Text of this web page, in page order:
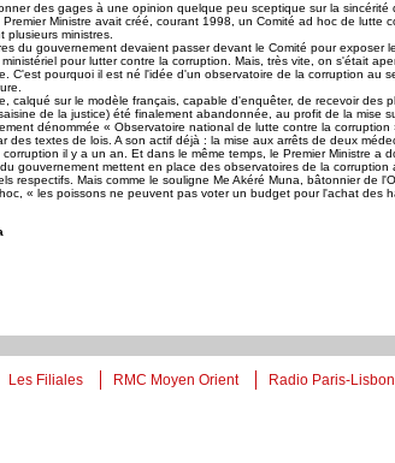
des gages à une opinion quelque peu sceptique sur la sincérité
Ministre avait créé, courant 1998, un Comité ad hoc de lutte
plusieurs ministres.
du gouvernement devaient passer devant le Comité pour exposer
pour lutter contre la corruption. Mais, très vite, on s'était
C'est pourquoi il est né l'idée d'un observatoire de la corruption au
calqué sur le modèle français, capable d'enquêter, de recevoir des
de la justice) été finalement abandonnée, au profit de la mise
dénommée « Observatoire national de lutte contre la
des textes de lois. A son actif déjà : la mise aux arrêts de deux
il y a un an. Et dans le même temps, le Premier Ministre a
gouvernement mettent en place des observatoires de la corruption
respectifs. Mais comme le souligne Me Akéré Muna, bâtonnier de
« les poissons ne peuvent pas voter un budget pour l'achat des
Les Filiales RMC Moyen Orient Radio Paris-